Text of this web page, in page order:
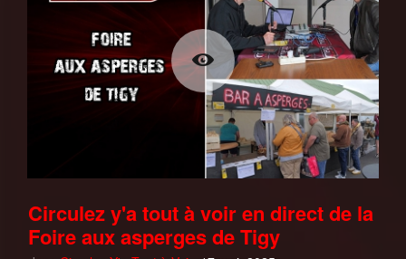
Circulez y'a tout à voir en direct de la
Foire aux asperges de Tigy